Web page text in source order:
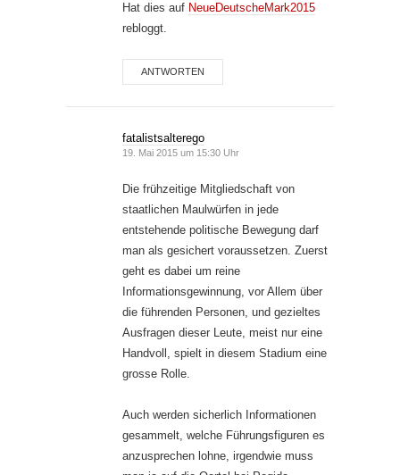
Hat dies auf NeueDeutscheMark2015
rebloggt.
ANTWORTEN
fatalistsalterego
19. Mai 2015 um 15:30 Uhr
Die frühzeitige Mitgliedschaft von
staatlichen Maulwürfen in jede
entstehende politische Bewegung darf
man als gesichert voraussetzen. Zuerst
geht es dabei um reine
Informationsgewinnung, vor Allem über
die führenden Personen, und gezieltes
Ausfragen dieser Leute, meist nur eine
Handvoll, spielt in diesem Stadium eine
grosse Rolle.
Auch werden sicherlich Informationen
gesammelt, welche Führungsfiguren es
anzusprechen lohne, irgendwie muss